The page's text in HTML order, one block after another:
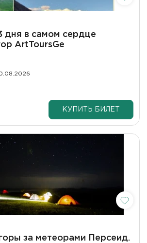
ArtToursGe
КУПИТЬ БИЛЕТ
за метеорами Персеид.